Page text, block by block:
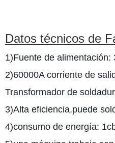
Datos técnicos de
1)Fuente de alimentación:
2)60000A corriente de
Transformador de
3)Alta eficiencia,puede
4)consumo de energía: